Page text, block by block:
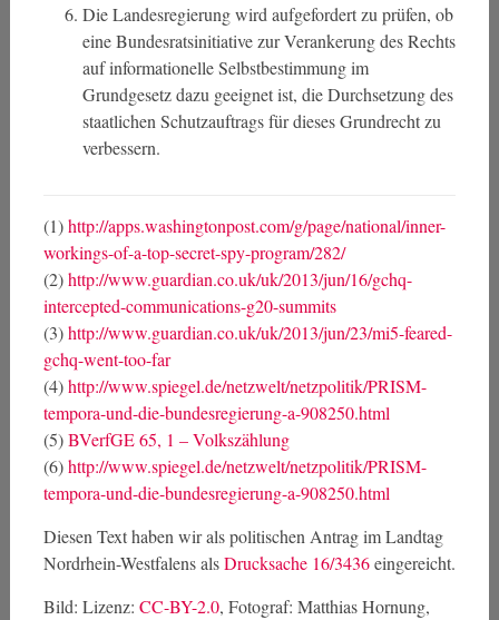
Die Landesregierung wird aufgefordert zu prüfen, ob
eine Bundesratsinitiative zur Verankerung des Rechts
auf informationelle Selbstbestimmung im
Grundgesetz dazu geeignet ist, die Durchsetzung des
staatlichen Schutzauftrags für dieses Grundrecht zu
verbessern.
(1)http://apps.washingtonpost.com/g/page/national/inner-
workings-of-a-top-secret-spy-program/282/
(2)http://www.guardian.co.uk/uk/2013/jun/16/gchq-
intercepted-communications-g20-summits
(3)http://www.guardian.co.uk/uk/2013/jun/23/mi5-feared-
gchq-went-too-far
(4)http://www.spiegel.de/netzwelt/netzpolitik/PRISM-
tempora-und-die-bundesregierung-a-908250.html
(5)BVerfGE 65, 1 – Volkszählung
(6)http://www.spiegel.de/netzwelt/netzpolitik/PRISM-
tempora-und-die-bundesregierung-a-908250.html
Diesen Text haben wir als politischen Antrag im Landtag
Nordrhein-Westfalens alsDrucksache 16/3436eingereicht.
Bild: Lizenz: CC-BY-2.0, Fotograf: Matthias Hornung,